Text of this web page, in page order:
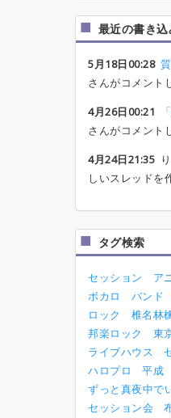
最近の書き込
5月18日00:28
さんがコメント
4月26日00:21
さんがコメント
4月24日21:35
しいスレッドを
タグ検索
セッション ア
ボカロ
バンド
ロック
椎名林
邦楽ロック
東
ライブハウス
ハロプロ
平成
ずっと真夜中で
セッション会